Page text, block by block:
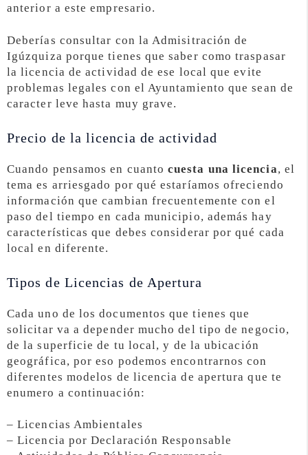
anterior a este empresario.
Deberías consultar con la Admisitración de
Igúzquiza porque tienes que saber como traspasar
la licencia de actividad de ese local que evite
problemas legales con el Ayuntamiento que sean de
caracter leve hasta muy grave.
Precio de la licencia de actividad
Cuando pensamos en cuantocuesta una licencia, el
tema es arriesgado por qué estaríamos ofreciendo
información que cambian frecuentemente con el
paso del tiempo en cada municipio, además hay
características que debes considerar por qué cada
local en diferente.
Tipos de Licencias de Apertura
Cada uno de los documentos que tienes que
solicitar va a depender mucho del tipo de negocio,
de la superficie de tu local, y de la ubicación
geográfica, por eso podemos encontrarnos con
diferentes modelos de licencia de apertura que te
enumero a continuación:
– Licencias Ambientales
– Licencia por Declaración Responsable